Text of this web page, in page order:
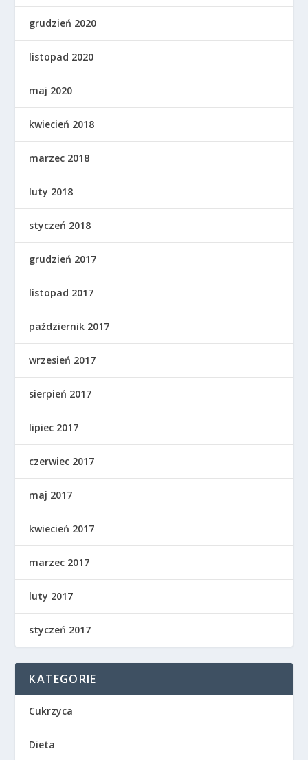
grudzień 2020
listopad 2020
maj 2020
kwiecień 2018
marzec 2018
luty 2018
styczeń 2018
grudzień 2017
listopad 2017
październik 2017
wrzesień 2017
sierpień 2017
lipiec 2017
czerwiec 2017
maj 2017
kwiecień 2017
marzec 2017
luty 2017
styczeń 2017
KATEGORIE
Cukrzyca
Dieta